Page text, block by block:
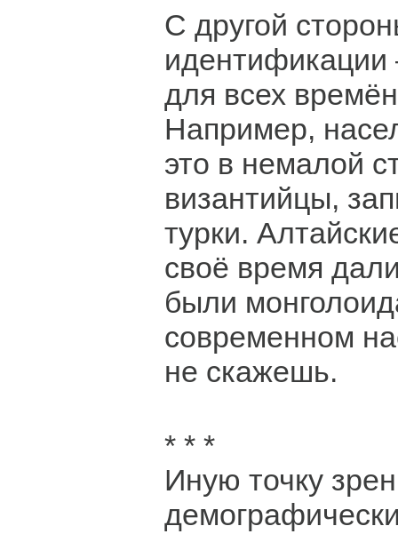
С другой
идентификации
для всех
Например,
это в немалой
византийцы,
турки.
своё время
были
современном
не скажешь.
* * *
Иную точку